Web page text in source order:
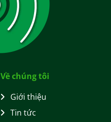
Về chúng tôi
Giới thiệu
Tin tức